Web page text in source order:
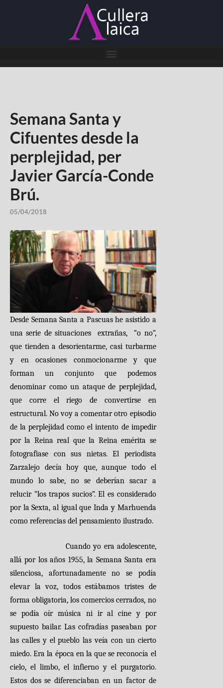
Semana Santa y
Cifuentes desde la
perplejidad, per
Javier García-Conde
Brú.
05/04/2018
Desde Semana Santa a Pascuas he asistido a
una serie de situaciones
extrañas,
“o no”,
que tienden a desorientarme, casi turbarme
y en ocasiones conmocionarme y que
forman un conjunto que podemos
denominar como un ataque de perplejidad,
que corre el riego de convertirse en
estructural. No voy a comentar otro episodio
de la perplejidad como el intento de impedir
por la Reina real que la Reina emérita se
fotografiase con sus nietas. El periodista
Zarzalejo decía hoy que, aunque todo el
mundo lo sabe, no se deberían sacar a
relucir “los trapos sucios”. El es considerado
por la Sexta, al igual que Inda y Marhuenda
como referencias del pensamiento ilustrado.
Cuando yo era adolescente,
allá por los años 1955, la Semana Santa era
silenciosa, afortunadamente no se podía
elevar la voz, todos estábamos tristes de
forma obligatoria, los comercios cerrados, no
se podía oír música ni ir al cine y por
supuesto bailar. Las cofradías paseaban por
las calles y el pueblo las veía con un cierto
miedo. Era la época en la que se reconocía el
cielo, el limbo, el infierno y el purgatorio.
Estos dos se diferenciaban en un factor de